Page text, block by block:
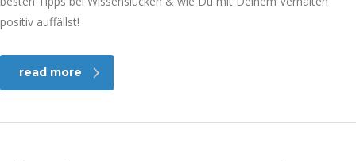
positiv auffällst!
read more